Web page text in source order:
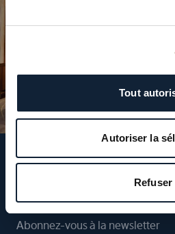
Tout
Autoriser la
Refuser
Suivez-nous
Abonnez-vous à la newsletter